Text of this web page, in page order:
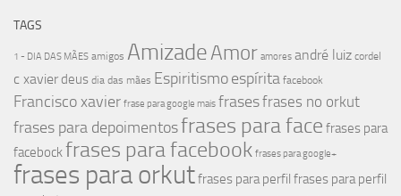
TAGS
1 - DIA DAS MÃES amigos AmizadeAmor amores andré luiz cordel
c xavier deus dia das mães Espiritismoespírita facebook
Francisco xavier frase para google mais frasesfrases no orkut
frases para depoimentosfrases para face frases para
facebockfrases para facebook frases para google+
frases para orkutfrases para perfil frases para perfil